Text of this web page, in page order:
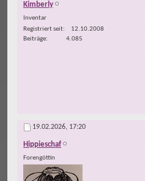
Kimberly
Inventar
Registriert seit
12.10.2008
Beiträge
4.085
19.02.2026, 17:20
Hippieschaf
Forengöttin